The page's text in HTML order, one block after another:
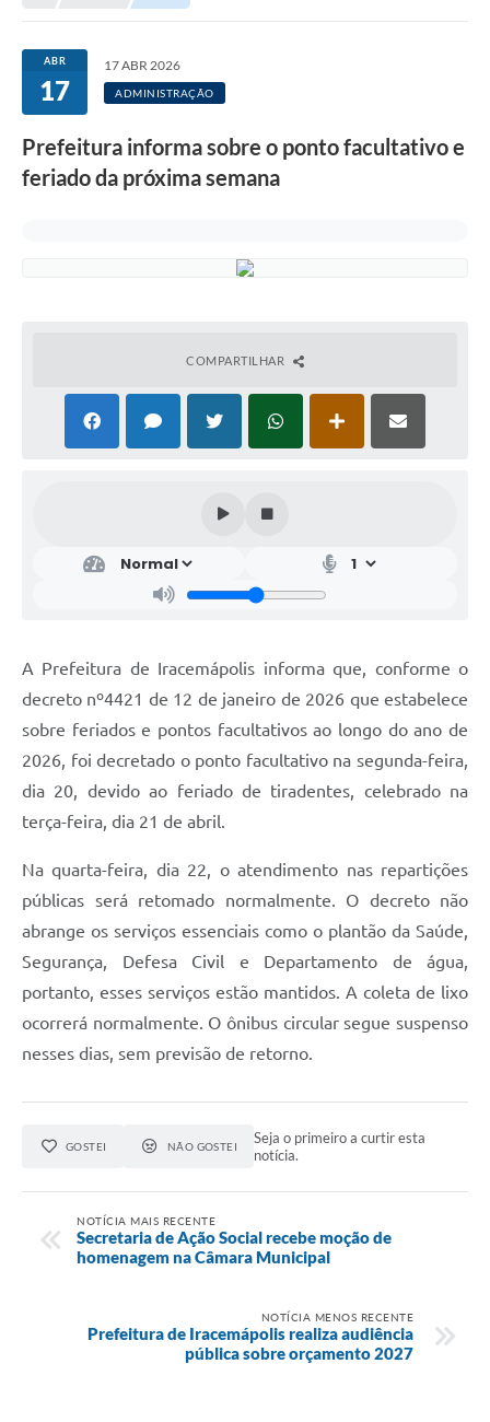
ABR
17
17 ABR 2026
ADMINISTRAÇÃO
Prefeitura informa sobre o ponto facultativo e
feriado da próxima semana
COMPARTILHAR
A Prefeitura de Iracemápolis informa que, conforme o
decreto nº4421 de 12 de janeiro de 2026 que estabelece
sobre feriados e pontos facultativos ao longo do ano de
2026, foi decretado o ponto facultativo na segunda-feira,
dia 20, devido ao feriado de tiradentes, celebrado na
terça-feira, dia 21 de abril.
Na quarta-feira, dia 22, o atendimento nas repartições
públicas será retomado normalmente. O decreto não
abrange os serviços essenciais como o plantão da Saúde,
Segurança, Defesa Civil e Departamento de água,
portanto, esses serviços estão mantidos. A coleta de lixo
ocorrerá normalmente. O ônibus circular segue suspenso
nesses dias, sem previsão de retorno.
GOSTEI NÃO GOSTEI
Seja o primeiro a curtir esta
notícia.
NOTÍCIA MAIS RECENTE
Secretaria de Ação Social recebe moção de
homenagem na Câmara Municipal
NOTÍCIA MENOS RECENTE
Prefeitura de Iracemápolis realiza audiência
pública sobre orçamento 2027